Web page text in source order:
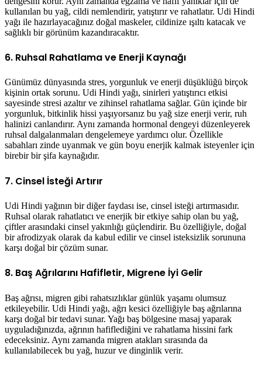
kullanılan bu yağ, cildi nemlendirir, yatıştırır ve rahatlatır. Udi Hindi
yağı ile hazırlayacağınız doğal maskeler, cildinize ışıltı katacak ve
sağlıklı bir görünüm kazandıracaktır.
6. Ruhsal Rahatlama ve Enerji Kaynağı
Günümüz dünyasında stres, yorgunluk ve enerji düşüklüğü birçok
kişinin ortak sorunu. Udi Hindi yağı, sinirleri yatıştırıcı etkisi
sayesinde stresi azaltır ve zihinsel rahatlama sağlar. Gün içinde bir
yorgunluk, bitkinlik hissi yaşıyorsanız bu yağ size enerji verir, ruh
halinizi canlandırır. Aynı zamanda hormonal dengeyi düzenleyerek
ruhsal dalgalanmaları dengelemeye yardımcı olur. Özellikle
sabahları zinde uyanmak ve gün boyu enerjik kalmak isteyenler için
birebir bir şifa kaynağıdır.
7. Cinsel İsteği Artırır
Udi Hindi yağının bir diğer faydası ise, cinsel isteği artırmasıdır.
Ruhsal olarak rahatlatıcı ve enerjik bir etkiye sahip olan bu yağ,
çiftler arasındaki cinsel yakınlığı güçlendirir. Bu özelliğiyle, doğal
bir afrodizyak olarak da kabul edilir ve cinsel isteksizlik sorununa
karşı doğal bir çözüm sunar.
8. Baş Ağrılarını Hafifletir, Migrene İyi Gelir
Baş ağrısı, migren gibi rahatsızlıklar günlük yaşamı olumsuz
etkileyebilir. Udi Hindi yağı, ağrı kesici özelliğiyle baş ağrılarına
karşı doğal bir tedavi sunar. Yağı baş bölgesine masaj yaparak
uyguladığınızda, ağrının hafiflediğini ve rahatlama hissini fark
edeceksiniz. Aynı zamanda migren atakları sırasında da
kullanılabilecek bu yağ, huzur ve dinginlik verir.